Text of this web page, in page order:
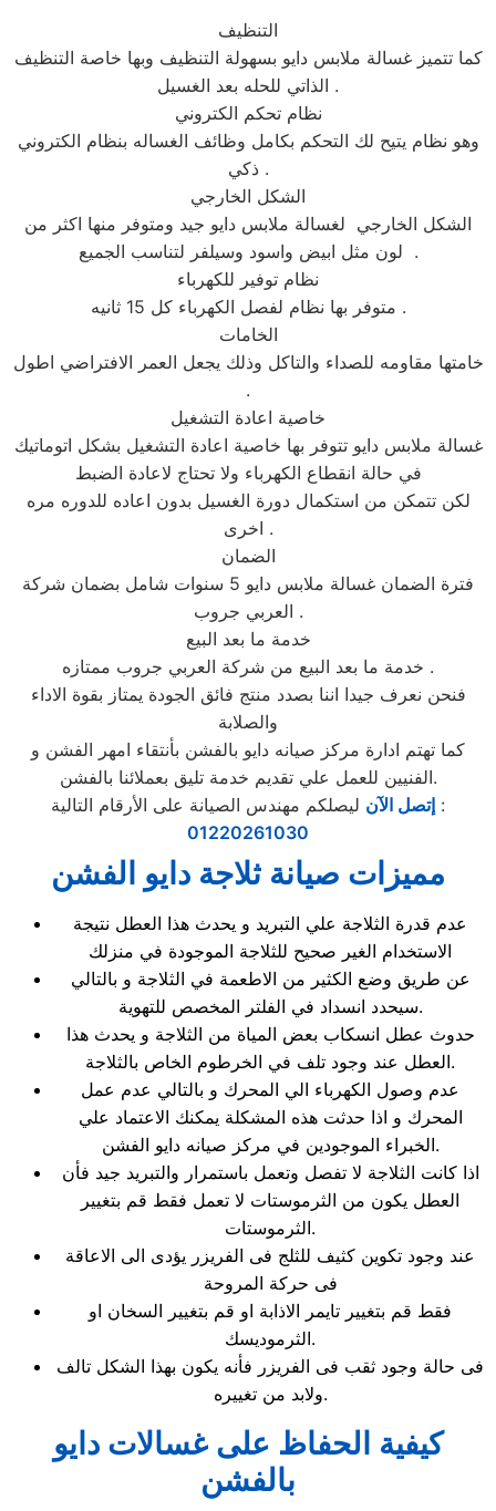
التنظيف
كما تتميز غسالة ملابس دايو بسهولة التنظيف وبها خاصة التنظيف
الذاتي للحله بعد الغسيل .
نظام تحكم الكتروني
وهو نظام يتيح لك التحكم بكامل وظائف الغساله بنظام الكتروني
ذكي .
الشكل الخارجي
الشكل الخارجي لغسالة ملابس دايو جيد ومتوفر منها اكثر من
لون مثل ابيض واسود وسيلفر لتناسب الجميع .
نظام توفير للكهرباء
متوفر بها نظام لفصل الكهرباء كل 15 ثانيه .
الخامات
خامتها مقاومه للصداء والتاكل وذلك يجعل العمر الافتراضي اطول
.
خاصية اعادة التشغيل
غسالة ملابس دايو تتوفر بها خاصية اعادة التشغيل بشكل اتوماتيك
في حالة انقطاع الكهرباء ولا تحتاج لاعادة الضبط
لكن تتمكن من استكمال دورة الغسيل بدون اعاده للدوره مره
اخرى .
الضمان
فترة الضمان غسالة ملابس دايو 5 سنوات شامل بضمان شركة
العربي جروب .
خدمة ما بعد البيع
خدمة ما بعد البيع من شركة العربي جروب ممتازه .
فنحن نعرف جيدا اننا بصدد منتج فائق الجودة يمتاز بقوة الاداء
والصلابة
كما تهتم ادارة مركز صيانه دايو بالفشن بأنتقاء امهر الفشن و
الفنيين للعمل علي تقديم خدمة تليق بعملائنا بالفشن.
إتصل الآن ليصلكم مهندس الصيانة على الأرقام التالية :
01220261030
مميزات صيانة ثلاجة دايو الفشن
عدم قدرة الثلاجة علي التبريد و يحدث هذا العطل نتيجة
الاستخدام الغير صحيح للثلاجة الموجودة في منزلك
عن طريق وضع الكثير من الاطعمة في الثلاجة و بالتالي
سيحدد انسداد في الفلتر المخصص للتهوية.
حدوث عطل انسكاب بعض المياة من الثلاجة و يحدث هذا
العطل عند وجود تلف في الخرطوم الخاص بالثلاجة.
عدم وصول الكهرباء الي المحرك و بالتالي عدم عمل
المحرك و اذا حدثت هذه المشكلة يمكنك الاعتماد علي
الخبراء الموجودين في مركز صيانه دايو الفشن.
اذا كانت الثلاجة لا تفصل وتعمل باستمرار والتبريد جيد فأن
العطل يكون من الثرموستات لا تعمل فقط قم بتغيير
الثرموستات.
عند وجود تكوين كثيف للثلج فى الفريزر يؤدى الى الاعاقة
فى حركة المروحة
فقط قم بتغيير تايمر الاذابة او قم بتغيير السخان او
الثرموديسك.
فى حالة وجود ثقب فى الفريزر فأنه يكون بهذا الشكل تالف
ولابد من تغييره.
كيفية الحفاظ على غسالات دايو
بالفشن